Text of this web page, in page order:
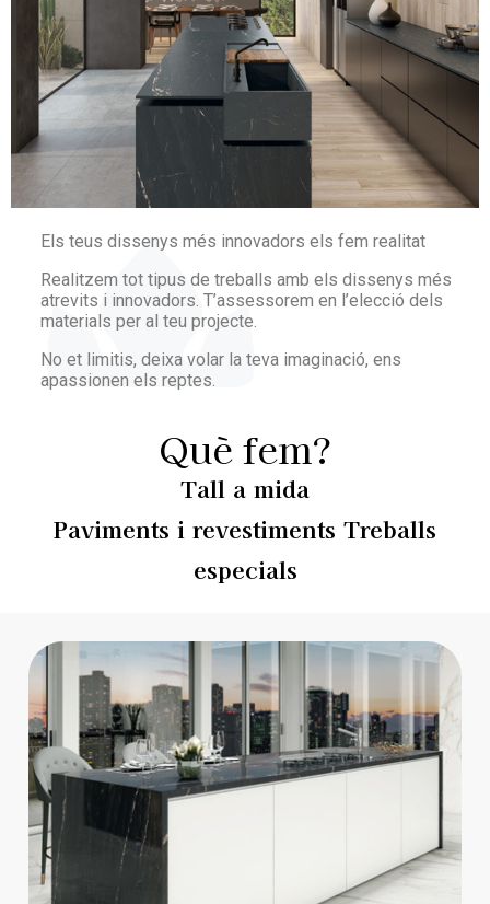
Els teus dissenys més innovadors els fem realitat
Realitzem tot tipus de treballs amb els dissenys més
atrevits i innovadors. T’assessorem en l’elecció dels
materials per al teu projecte.
No et limitis, deixa volar la teva imaginació, ens
apassionen els reptes.
Què fem?
Tall a mida
Paviments i revestiments Treballs
especials